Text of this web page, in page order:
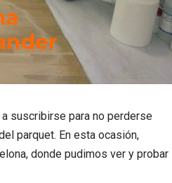
a suscribirse para no perderse
parquet. En esta ocasión,
donde pudimos ver y probar